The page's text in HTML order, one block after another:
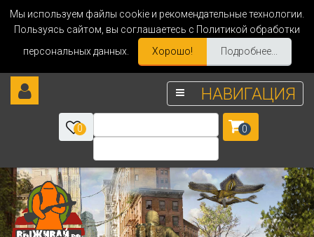
Мы используем файлы cookie и рекомендательные технологии.
Пользуясь сайтом, вы соглашаетесь с Политикой обработки
персональных данных.
Хорошо! Подробнее...
НАВИГАЦИЯ
0 0